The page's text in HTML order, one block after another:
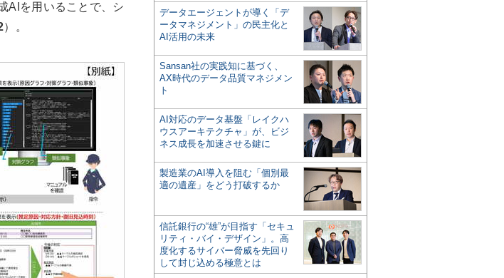
AIを用いることで、シ
）。
データエージェントが導く「デ
ータマネジメント」の民主化と
AI活用の未来
Sansan社の実践知に基づく、
AX時代のデータ品質マネジメン
ト
AI対応のデータ基盤「レイクハ
ウスアーキテクチャ」が、ビジ
ネス成長を加速させる鍵に
製造業のAI導入を阻む「個別最
適の遺産」をどう打破するか
信託銀行の“雄”が目指す「セキュ
リティ・バイ・デザイン」。高
度化するサイバー脅威を先回り
して封じ込める極意とは